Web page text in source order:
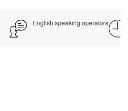
English speaking operators